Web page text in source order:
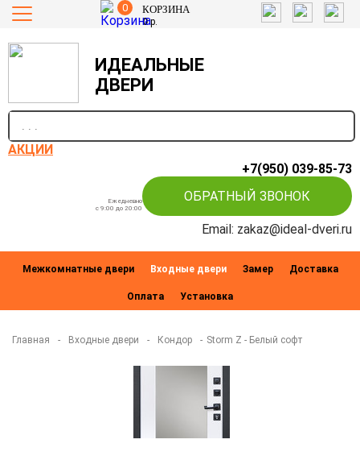
0 КОРЗИНА
0р.
ИДЕАЛЬНЫЕ
ДВЕРИ
АКЦИИ
+7(950) 039-85-73
Ежедневно
c 9:00 до 20:00
ОБРАТНЫЙ ЗВОНОК
Email: zakaz@ideal-dveri.ru
Межкомнатные двери Входные двери Замер Доставка
Оплата Установка
Главная - Входные двери - Кондор - Storm Z - Белый софт